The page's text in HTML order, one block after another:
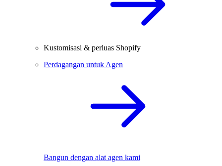
Kustomisasi & perluas Shopify
Perdagangan untuk Agen
Bangun dengan alat agen kami